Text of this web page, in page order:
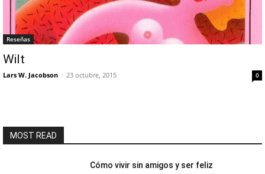
Reseñas
Wilt
Lars W. Jacobson - 23 octubre, 2015 0
MOST READ
Cómo vivir sin amigos y ser feliz